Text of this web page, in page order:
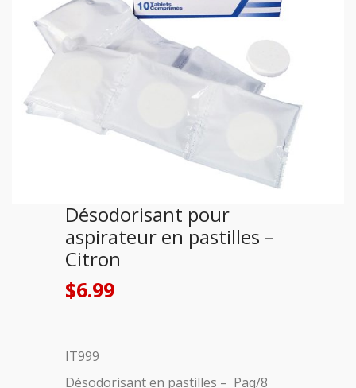
Désodorisant pour
aspirateur en pastilles –
Citron
$6.99
IT999
Désodorisant en pastilles – Paq/8